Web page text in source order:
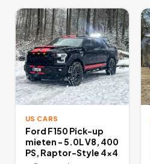
US CARS
Ford F150 Pick-up
mieten - 5.0L V8, 400
PS, Raptor-Style 4x4